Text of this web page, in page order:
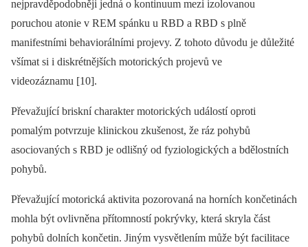
nejpravděpodobněji jedná o kontinuum mezi izolovanou
poruchou atonie v REM spánku u RBD a RBD s plně
manifestními behaviorálními projevy. Z tohoto důvodu je důležité
všímat si i diskrétnějších motorických projevů ve
videozáznamu [10].
Převažující briskní charakter motorických událostí oproti
pomalým potvrzuje klinickou zkušenost, že ráz pohybů
asociovaných s RBD je odlišný od fyziologických a bdělostních
pohybů.
Převažující motorická aktivita pozorovaná na horních končetinách
mohla být ovlivněna přítomností pokrývky, která skryla část
pohybů dolních končetin. Jiným vysvětlením může být facilitace